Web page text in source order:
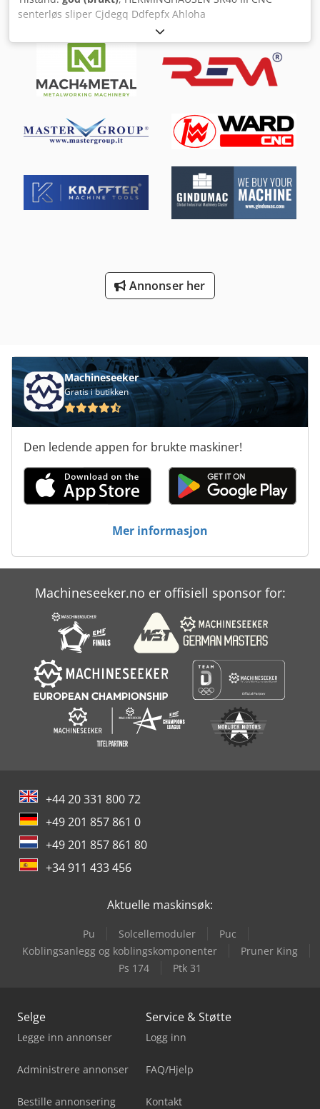
senterløs sliper Cjdegq Ddfepfx Ahloha
Annonser her
Machineseeker
Gratis i butikken
Den ledende appen for brukte maskiner!
Mer informasjon
Machineseeker.no er offisiell sponsor for:
+44 20 331 800 72
+49 201 857 861 0
+49 201 857 861 80
+34 911 433 456
Aktuelle maskinsøk:
Pu Solcellemoduler
Puc
Koblingsanlegg og koblingskomponenter
Pruner King
Ps 174
Ptk 31
Selge
Legge inn annonser
Administrere annonser
Bestille annonsering
Service & Støtte
Logg inn
FAQ/Hjelp
Kontakt